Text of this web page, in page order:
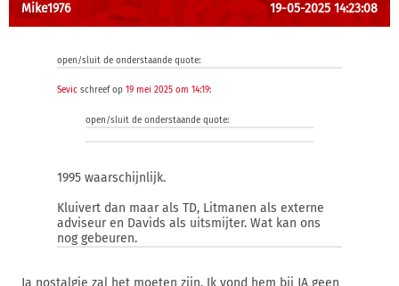
Mike1976 19-05-2025 14:23:08
open/sluit de onderstaande quote:
Sevic schreef op 19 mei 2025 om 14:19:
open/sluit de onderstaande quote:
1995 waarschijnlijk.
Kluivert dan maar als TD, Litmanen als externe
adviseur en Davids als uitsmijter. Wat kan ons
nog gebeuren.
Ja nostalgie zal het moeten zijn. Ik vond hem bij JA geen